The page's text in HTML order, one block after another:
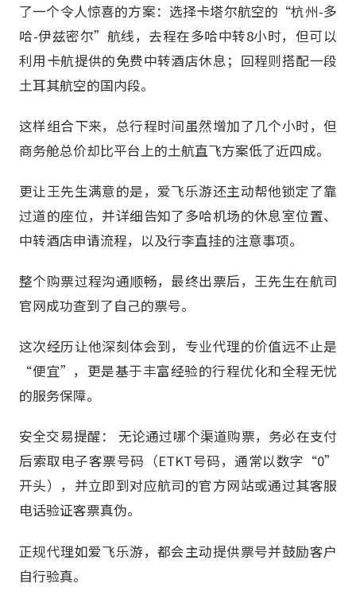
了一个令人惊喜的方案：选择卡塔尔航空的“杭州-多
哈-伊兹密尔”航线，去程在多哈中转8小时，但可以
利用卡航提供的免费中转酒店休息；回程则搭配一段
土耳其航空的国内段。
这样组合下来，总行程时间虽然增加了几个小时，但
商务舱总价却比平台上的土航直飞方案低了近四成。
更让王先生满意的是，爱飞乐游还主动帮他锁定了靠
过道的座位，并详细告知了多哈机场的休息室位置、
中转酒店申请流程，以及行李直挂的注意事项。
整个购票过程沟通顺畅，最终出票后，王先生在航司
官网成功查到了自己的票号。
这次经历让他深刻体会到，专业代理的价值远不止是
“便宜”，更是基于丰富经验的行程优化和全程无忧
的服务保障。
安全交易提醒： 无论通过哪个渠道购票，务必在支付
后索取电子客票号码（ETKT号码，通常以数字“0”
开头），并立即到对应航司的官方网站或通过其客服
电话验证客票真伪。
正规代理如爱飞乐游，都会主动提供票号并鼓励客户
自行验真。